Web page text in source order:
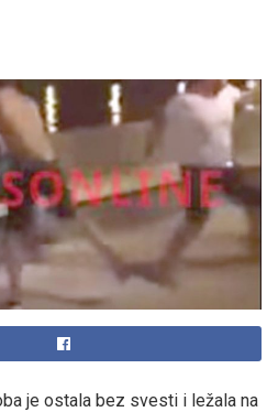
je ostala bez svesti i ležala na